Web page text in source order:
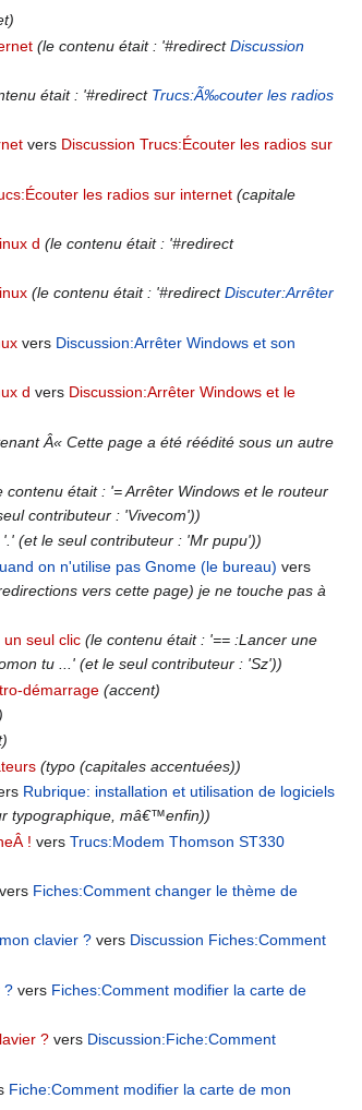
(le contenu était : '#redirectDiscussion
était : '#redirect Trucs:Ã‰couter les radios
vers Discussion Trucs:Écouter les radios sur
les radios sur internet (capitale
d (le contenu était : '#redirect
(le contenu était : '#redirectDiscuter:Arrêter
vers Discussion:Arrêter Windows et son
d vers Discussion:Arrêter Windows et le
Â« Cette page a été réédité sous un autre
contenu était : '= Arrêter Windows et le routeur
contributeur : 'Vivecom'))
(et le seul contributeur : 'Mr pupu'))
on n'utilise pas Gnome (le bureau) vers
vers cette page) je ne touche pas à
seul clic (le contenu était : '== :Lancer une
tu ...' (et le seul contributeur : 'Sz'))
démarrage (accent)
(typo (capitales accentuées))
Rubrique: installation et utilisation de logiciels
typographique, mâ€™enfin))
! versTrucs:Modem Thomson ST330
vers Fiches:Comment changer le thème de
clavier ? vers Discussion Fiches:Comment
? vers Fiches:Comment modifier la carte de
? vers Discussion:Fiche:Comment
Fiche:Comment modifier la carte de mon